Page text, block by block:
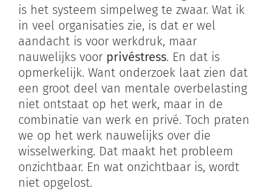
is het systeem simpelweg te zwaar. Wat ik
in veel organisaties zie, is dat er wel
aandacht is voor werkdruk, maar
nauwelijks voor privéstress. En dat is
opmerkelijk. Want onderzoek laat zien dat
een groot deel van mentale overbelasting
niet ontstaat op het werk, maar in de
combinatie van werk en privé. Toch praten
we op het werk nauwelijks over die
wisselwerking. Dat maakt het probleem
onzichtbaar. En wat onzichtbaar is, wordt
niet opgelost.